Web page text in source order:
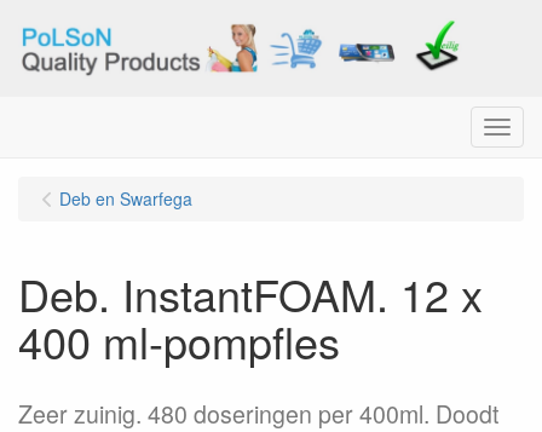
Menu
Deb en Swarfega
Deb. InstantFOAM. 12 x
400 ml-pompfles
Zeer zuinig. 480 doseringen per 400ml. Doodt